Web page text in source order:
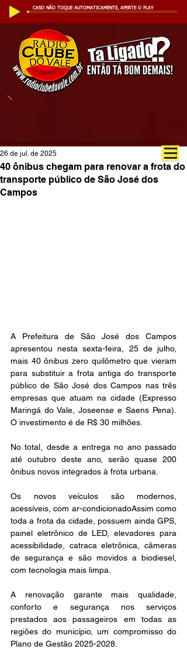
CASO NÃO TOQUE AUTOMATICAMENTE, APERTE O PLAY
40 ônibus chegam para renovar a frota do
transporte público de São José dos
Campos
26 de jul. de 2025
A Prefeitura de São José dos Campos
apresentou nesta sexta-feira, 25 de julho,
mais 40 ônibus zero quilômetro que vieram
para substituir a frota antiga do transporte
público de São José dos Campos nas três
empresas que atuam na cidade (Expresso
Maringá do Vale, Joseense e Saens Pena).
O investimento é de R$ 30 milhões.
No total, desde a entrega no ano passado
até outubro deste ano, serão quase 200
ônibus novos integrados à frota urbana.
Os novos veículos são modernos,
acessíveis, com ar-condicionadoAssim como
toda a frota da cidade, possuem ainda GPS,
painel eletrônico de LED, elevadores para
acessibilidade, catraca eletrônica, câmeras
de segurança e são movidos a biodiesel,
com tecnologia mais limpa.
A renovação garante mais qualidade,
conforto e segurança nos serviços
prestados aos passageiros em todas as
regiões do município, um compromisso do
Plano de Gestão 2025-2028.